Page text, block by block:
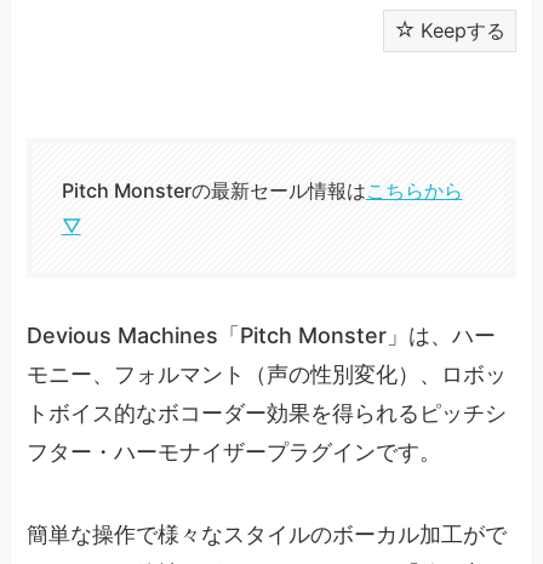
Keepする
Pitch Monsterの最新セール情報はこちらから
▽
Devious Machines「Pitch Monster」は、ハー
モニー、フォルマント（声の性別変化）、ロボッ
トボイス的なボコーダー効果を得られるピッチシ
フター・ハーモナイザープラグインです。
簡単な操作で様々なスタイルのボーカル加工がで